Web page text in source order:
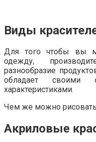
Виды
Для того чтобы вы
одежду,
разнообразие
обладает своими
характеристиками.
Чем же можно
Акриловые